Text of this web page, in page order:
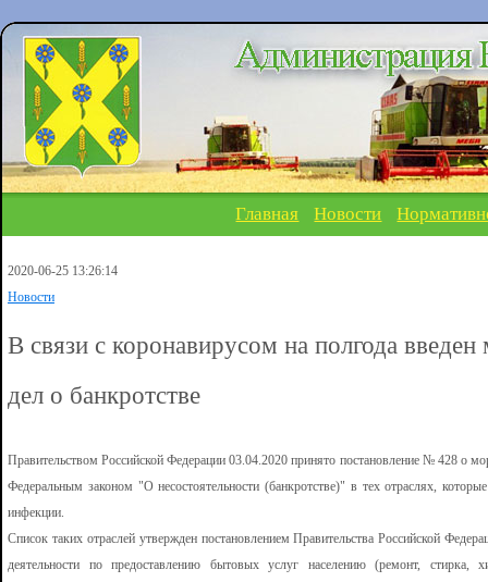
Главная Новости
2020-06-25 13:26:14
Новости
В связи с коронавирусом на полгода
дел о банкротстве
Правительством Российской Федерации 03.04.2020 принято постановление № 428 о
Федеральным законом "О несостоятельности (банкротстве)" в тех отраслях,
инфекции.
Список таких отраслей утвержден постановлением Правительства Российской
деятельности по предоставлению бытовых услуг населению (ремонт, стирка,